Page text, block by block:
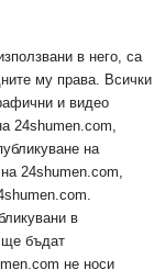
в него, са
му права. Всички
и видео
24shumen.com,
на
24shumen.com,
в
ще бъдат
не носи